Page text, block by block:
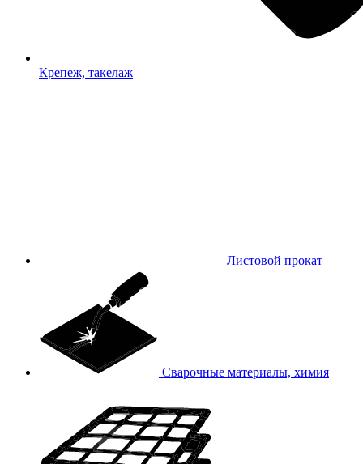
Крепеж, такелаж
Листовой прокат
Сварочные материалы, химия